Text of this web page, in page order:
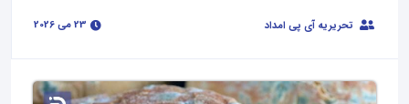
تحریریه آی پی امداد